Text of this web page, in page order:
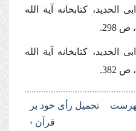
الحدید، كتابخانه آیة الله
الحدید، كتابخانه آیة الله
تحمیل رأى خود بر
قرآن ›